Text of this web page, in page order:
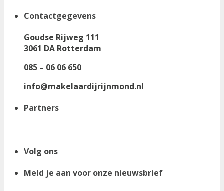
Contactgegevens
Goudse Rijweg 111
3061 DA Rotterdam
085 – 06 06 650
info@makelaardijrijnmond.nl
Partners
Volg ons
Meld je aan voor onze nieuwsbrief